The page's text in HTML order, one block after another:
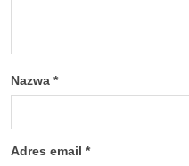
Nazwa *
Adres email *